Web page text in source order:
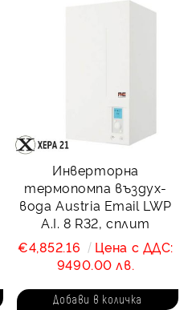
Инверторна
термопомпа въздух-
вода Austria Email LWP
A.I. 8 R32, сплит
€4,852.16
Цена с ДДС:
9490.00 лв.